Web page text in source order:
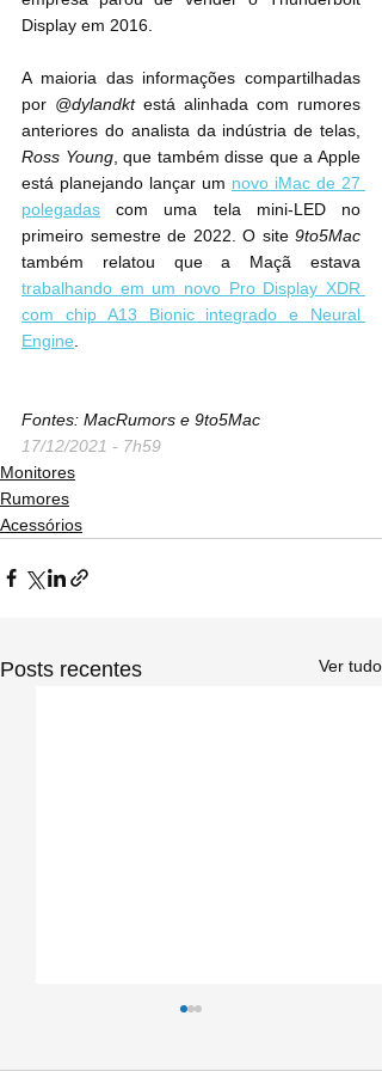
Display em 2016.
A maioria das informações compartilhadas
por @dylandkt está alinhada com rumores
Ross Young, que também disse que a Apple
está planejando lançar um novo iMac de 27
polegadas com uma tela mini-LED no
primeiro semestre de 2022. O site 9to5Mac
trabalhando em um novo Pro Display XDR
com chip A13 Bionic integrado e Neural
Engine
Fontes: MacRumors e 9to5Mac
17/12/2021 - 7h59
Monitores
Rumores
Acessórios
Posts recentes Ver tudo